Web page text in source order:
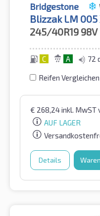
Bridgestone
Blizzak LM 005
245/40R19 98V
C A 72
Reifen Vergleichen
€ 268,24inkl. MwST
AUF LAGER
Details